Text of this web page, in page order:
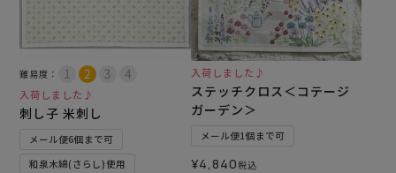
難易度：
入荷しました♪
刺し子 米刺し
メール便6個まで可
和泉木綿(さらし)使用
入荷しました♪
ステッチクロス＜コテージ
ガーデン＞
メール便1個まで可
¥4,840税込